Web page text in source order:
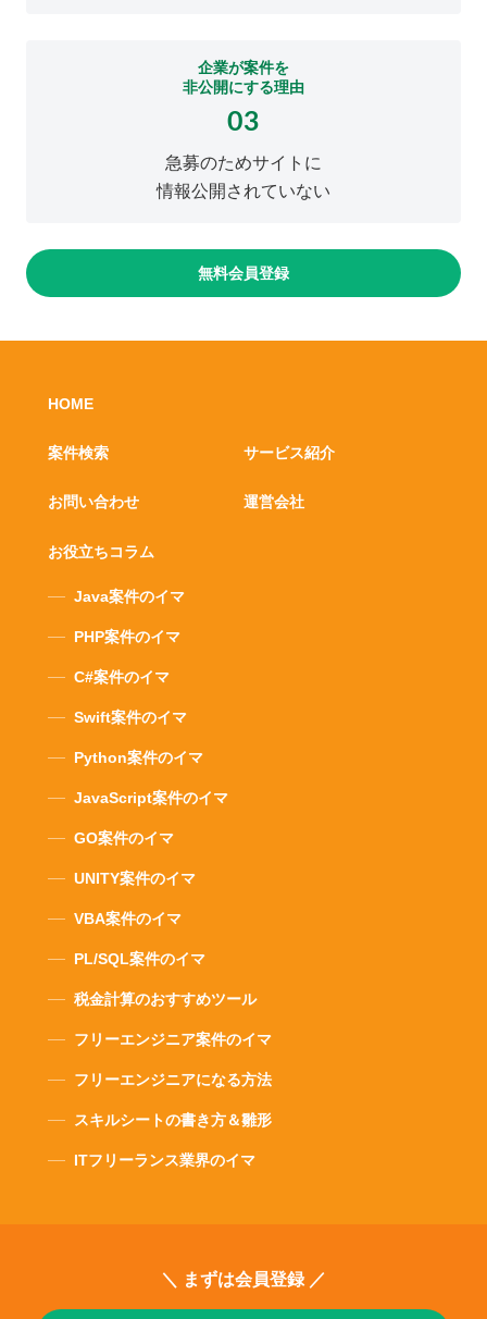
企業が案件を
非公開にする理由
03
急募のためサイトに
情報公開されていない
無料会員登録
HOME
案件検索 サービス紹介
運営会社
お問い合わせ
お役立ちコラム
Java案件のイマ
PHP案件のイマ
C#案件のイマ
Swift案件のイマ
Python案件のイマ
JavaScript案件のイマ
GO案件のイマ
UNITY案件のイマ
VBA案件のイマ
PL/SQL案件のイマ
税金計算のおすすめツール
フリーエンジニア案件のイマ
フリーエンジニアになる方法
スキルシートの書き方＆雛形
ITフリーランス業界のイマ
＼ まずは会員登録 ／